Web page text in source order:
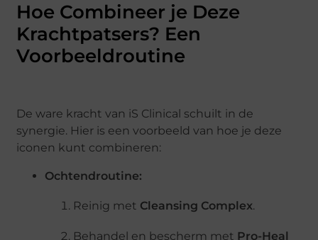
Hoe Combineer je Deze
Krachtpatsers? Een
Voorbeeldroutine
De ware kracht van iS Clinical schuilt in de
synergie. Hier is een voorbeeld van hoe je deze
iconen kunt combineren:
Ochtendroutine:
Reinig met Cleansing Complex.
Behandel en bescherm met Pro-Heal